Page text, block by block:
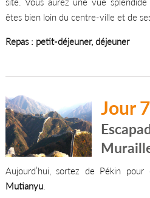
êtes bien loin du centre-ville et de
Repas : petit-déjeuner, déjeuner
Jour 7
Aujourd’hui, sortez de Pékin pour
Mutianyu.